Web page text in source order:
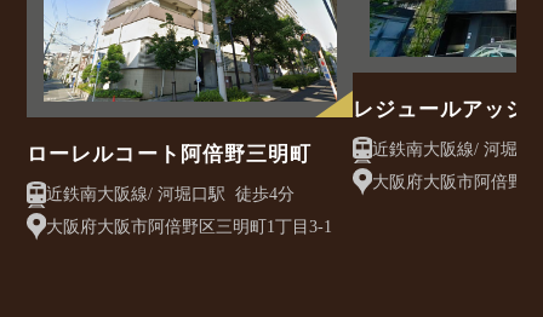
ローレルコート阿倍野三明町
近鉄南大阪線/ 河堀口駅 徒歩4分
大阪府大阪市阿倍野区三明町1丁目3-1
レジュールアッシ
大阪府大阪市阿倍野